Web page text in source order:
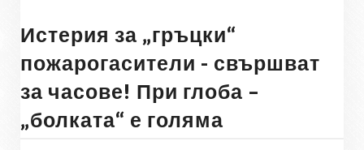
Истерия за „гръцки“
пожарогасители - свършват
за часове! При глоба –
„болката“ е голяма